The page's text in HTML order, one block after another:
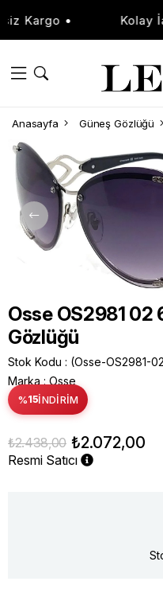
Kargo • Kolay
Anasayfa Güneş Gözlüğü
Osse OS2981 02
Gözlüğü
Stok Kodu
(Osse-OS2981-
Marka : Osse
%15İNDIRIM
₺2.438,00 ₺2.072,00
Resmi Satıcı